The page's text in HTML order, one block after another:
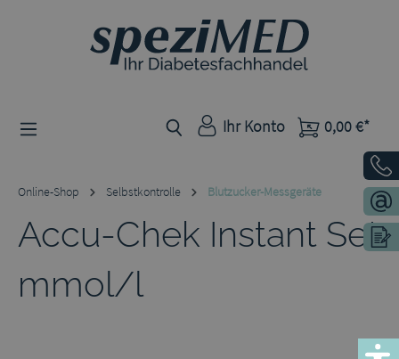
Zum Hauptinhalt springen
Ihr Konto 0,00 €*
Online-Shop Selbstkontrolle Blutzucker-Messgeräte
Accu-Chek Instant Set
mmol/l